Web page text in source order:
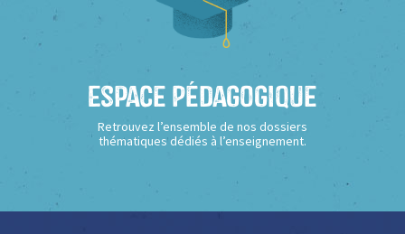
Espace Pédagogique
Retrouvez l’ensemble de nos dossiers
thématiques dédiés à l’enseignement.